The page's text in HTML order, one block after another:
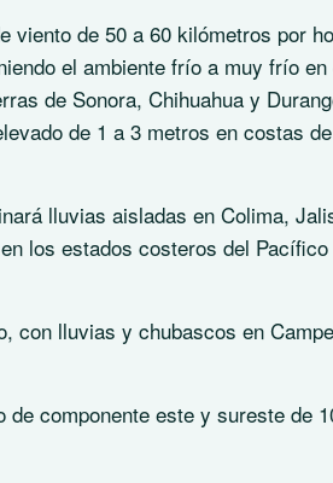
viento de 50 a 60 kilómetros por
el ambiente frío a muy frío en
de Sonora, Chihuahua y
de 1 a 3 metros en costas de
lluvias aisladas en Colima,
los estados costeros del Pacífico
con lluvias y chubascos en
componente este y sureste de